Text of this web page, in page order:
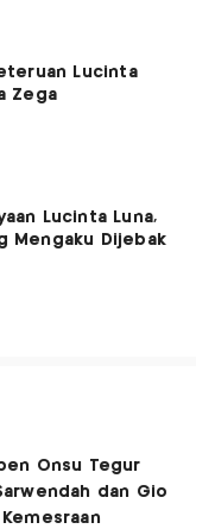
Lucinta
Zega
Lucinta Luna,
Mengaku Dijebak
Onsu Tegur
dan Gio